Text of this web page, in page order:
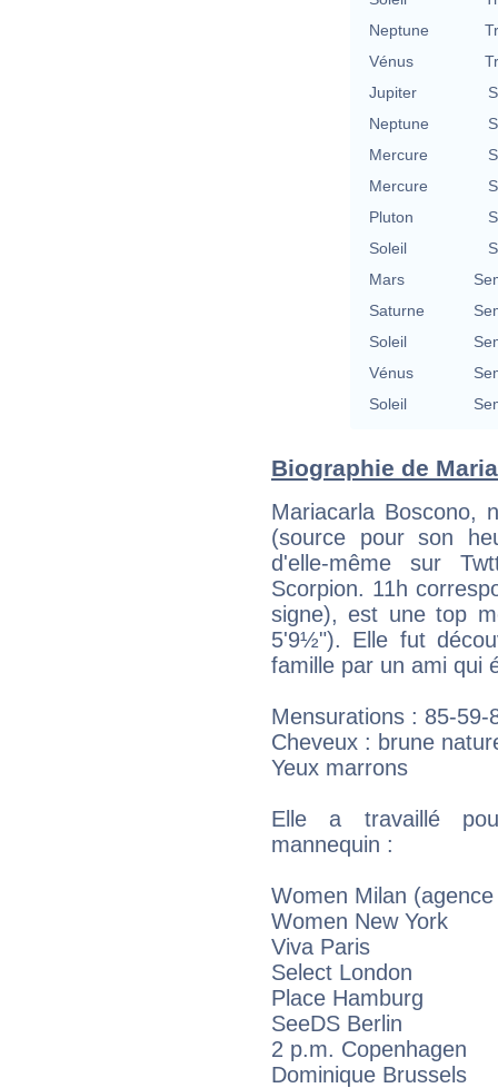
Neptune
Vénus
Jupiter
Neptune
Mercure
Mercure
Pluton
Soleil
Mars
Saturne
Soleil
Vénus
Soleil
Biographie de
Mariacarla Boscono,
(source pour son
d'elle-même sur
Scorpion. 11h
signe), est une top
5'9½"). Elle fut
famille par un ami qui
Mensurations : 85-59-
Cheveux : brune
Yeux marrons
Elle a travaillé
mannequin :
Women Milan
Women New York
Viva Paris
Select London
Place Hamburg
SeeDS Berlin
2 p.m. Copenhagen
Dominique Brussels